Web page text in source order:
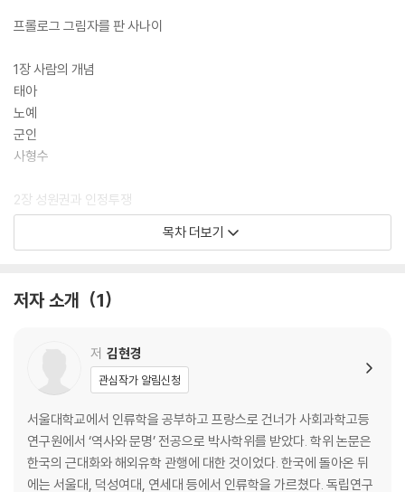
프롤로그 그림자를 판 사나이
1장 사람의 개념
태아
노예
군인
사형수
2장 성원권과 인정투쟁
주인과 노예
3장 사람의 연기/수행
4장 모욕의 의미
인격에 대한 의례
배제와 낙인
신분과 모욕
사회의 발견
목차 더보기
저자 소개 1
저 김현경
관심작가 알림신청
서울대학교에서 인류학을 공부하고 프랑스로 건너가 사회과학고등
연구원에서 ‘역사와 문명’ 전공으로 박사학위를 받았다. 학위 논문은
한국의 근대화와 해외유학 관행에 대한 것이었다. 한국에 돌아온 뒤
에는 서울대, 덕성여대, 연세대 등에서 인류학을 가르쳤다. 독립연구